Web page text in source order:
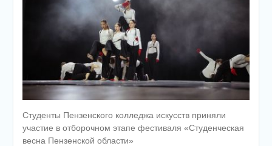
Студенты Пензенского колледжа искусств приняли
участие в отборочном этапе фестиваля «Студенческая
весна Пензенской области»